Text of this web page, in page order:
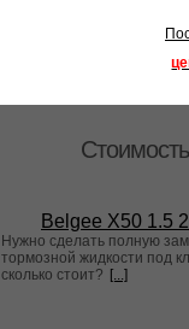
Belgee X50 1.5
Нужно сделать полную
тормозной жидкости под
сколько стоит? [...]